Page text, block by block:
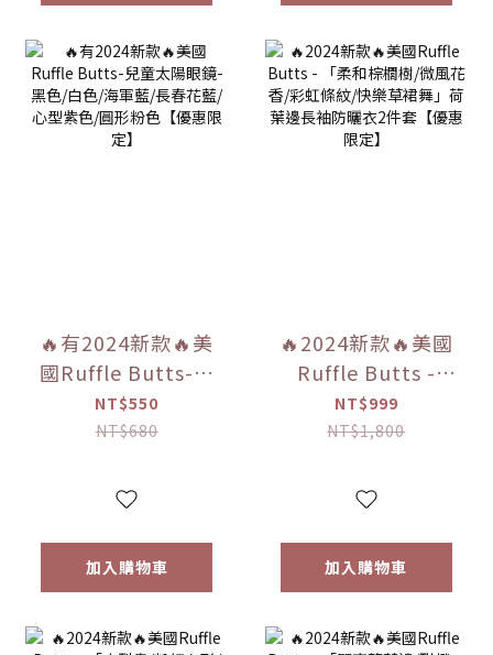
🔥有2024新款🔥美
國Ruffle Butts-兒
童太陽眼鏡- 黑色/
白色/海軍藍/長春花
色【優惠限定】
NT$550
NT$680
加入購物車
🔥2024新款🔥美國
Ruffle Butts -
「柔和棕櫚樹/微風
花香/彩虹條紋/快樂
袖防曬衣2件套【優
NT$999
NT$1,800
加入購物車